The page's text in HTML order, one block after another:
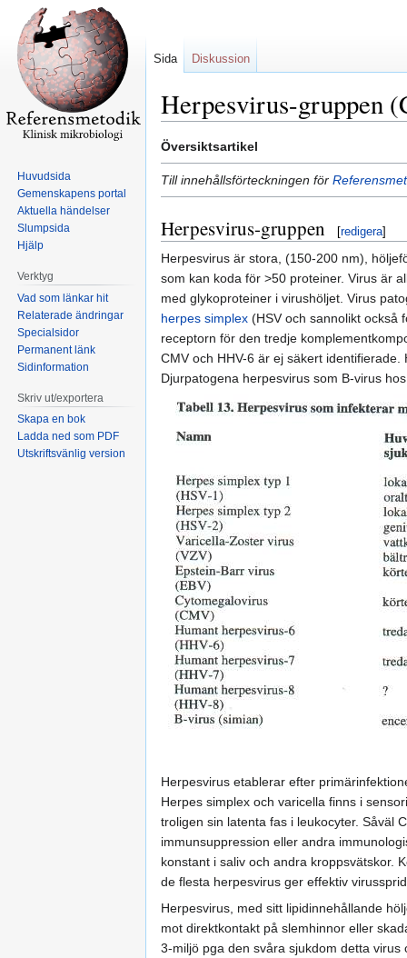
Herpesvirus-gruppen
Hoppa
till
navigering
Hoppa
till
sök
Översiktsartikel
Till innehållsförteckningen för
Herpesvirus-gruppen [redigera]
Herpesvirus är stora, (150-200 nm),
som kan koda för >50 proteiner. Virus är
med glykoproteiner i virushöljet. Virus
herpes simplex (HSV och sannolikt också
receptorn för den tredje
CMV och HHV-6 är ej säkert
Djurpatogena herpesvirus som B-virus
Herpesvirus etablerar efter
Herpes simplex och varicella finns i
troligen sin latenta fas i leukocyter. Såväl
immunsuppression eller andra
konstant i saliv och andra kroppsvätskor.
de flesta herpesvirus ger effektiv
Herpesvirus, med sitt lipidinnehållande
mot direktkontakt på slemhinnor eller
3-miljö pga den svåra sjukdom detta virus
Sida Diskussion
Huvudsida
Gemenskapens portal
Aktuella händelser
Slumpsida
Hjälp
Verktyg
Vad som länkar hit
Relaterade ändringar
Specialsidor
Permanent länk
Sidinformation
Skriv ut/exportera
Skapa en bok
Ladda ned som PDF
Utskriftsvänlig version